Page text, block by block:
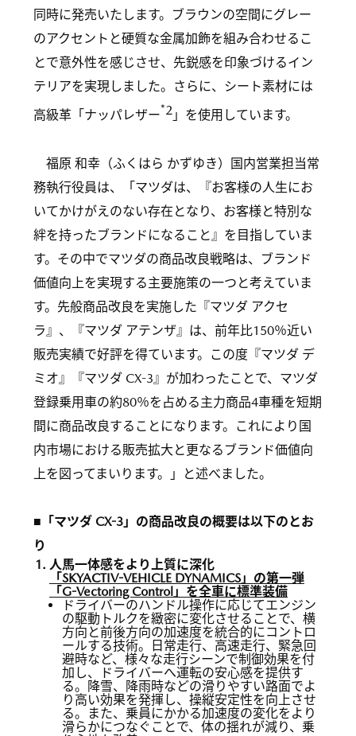
同時に発売いたします。ブラウンの空間にグレー
のアクセントと硬質な金属加飾を組み合わせるこ
とで意外性を感じさせ、先鋭感を印象づけるイン
テリアを実現しました。さらに、シート素材には
高級革「ナッパレザー*2 」を使用しています。
福原 和幸（ふくはら かずゆき）国内営業担当常
務執行役員は、「マツダは、『お客様の人生にお
いてかけがえのない存在となり、お客様と特別な
絆を持ったブランドになること』を目指していま
す。その中でマツダの商品改良戦略は、ブランド
価値向上を実現する主要施策の一つと考えていま
す。先般商品改良を実施した『マツダ アクセ
ラ』、『マツダ アテンザ』は、前年比150％近い
販売実績で好評を得ています。この度『マツダ デ
ミオ』『マツダ CX-3』が加わったことで、マツダ
登録乗用車の約80％を占める主力商品4車種を短期
間に商品改良することになります。これにより国
内市場における販売拡大と更なるブランド価値向
上を図ってまいります。」と述べました。
■「マツダ CX-3」の商品改良の概要は以下のとお
り
人馬一体感をより上質に深化
「SKYACTIV-VEHICLE DYNAMICS」の第一弾
「G-Vectoring Control」を全車に標準装備
ドライバーのハンドル操作に応じてエンジン
の駆動トルクを緻密に変化させることで、横
方向と前後方向の加速度を統合的にコントロ
ールする技術。日常走行、高速走行、緊急回
避時など、様々な走行シーンで制御効果を付
加し、ドライバーへ運転の安心感を提供す
る。降雪、降雨時などの滑りやすい路面でよ
り高い効果を発揮し、操縦安定性を向上させ
る。また、乗員にかかる加速度の変化をより
滑らかにつなぐことで、体の揺れが減り、乗